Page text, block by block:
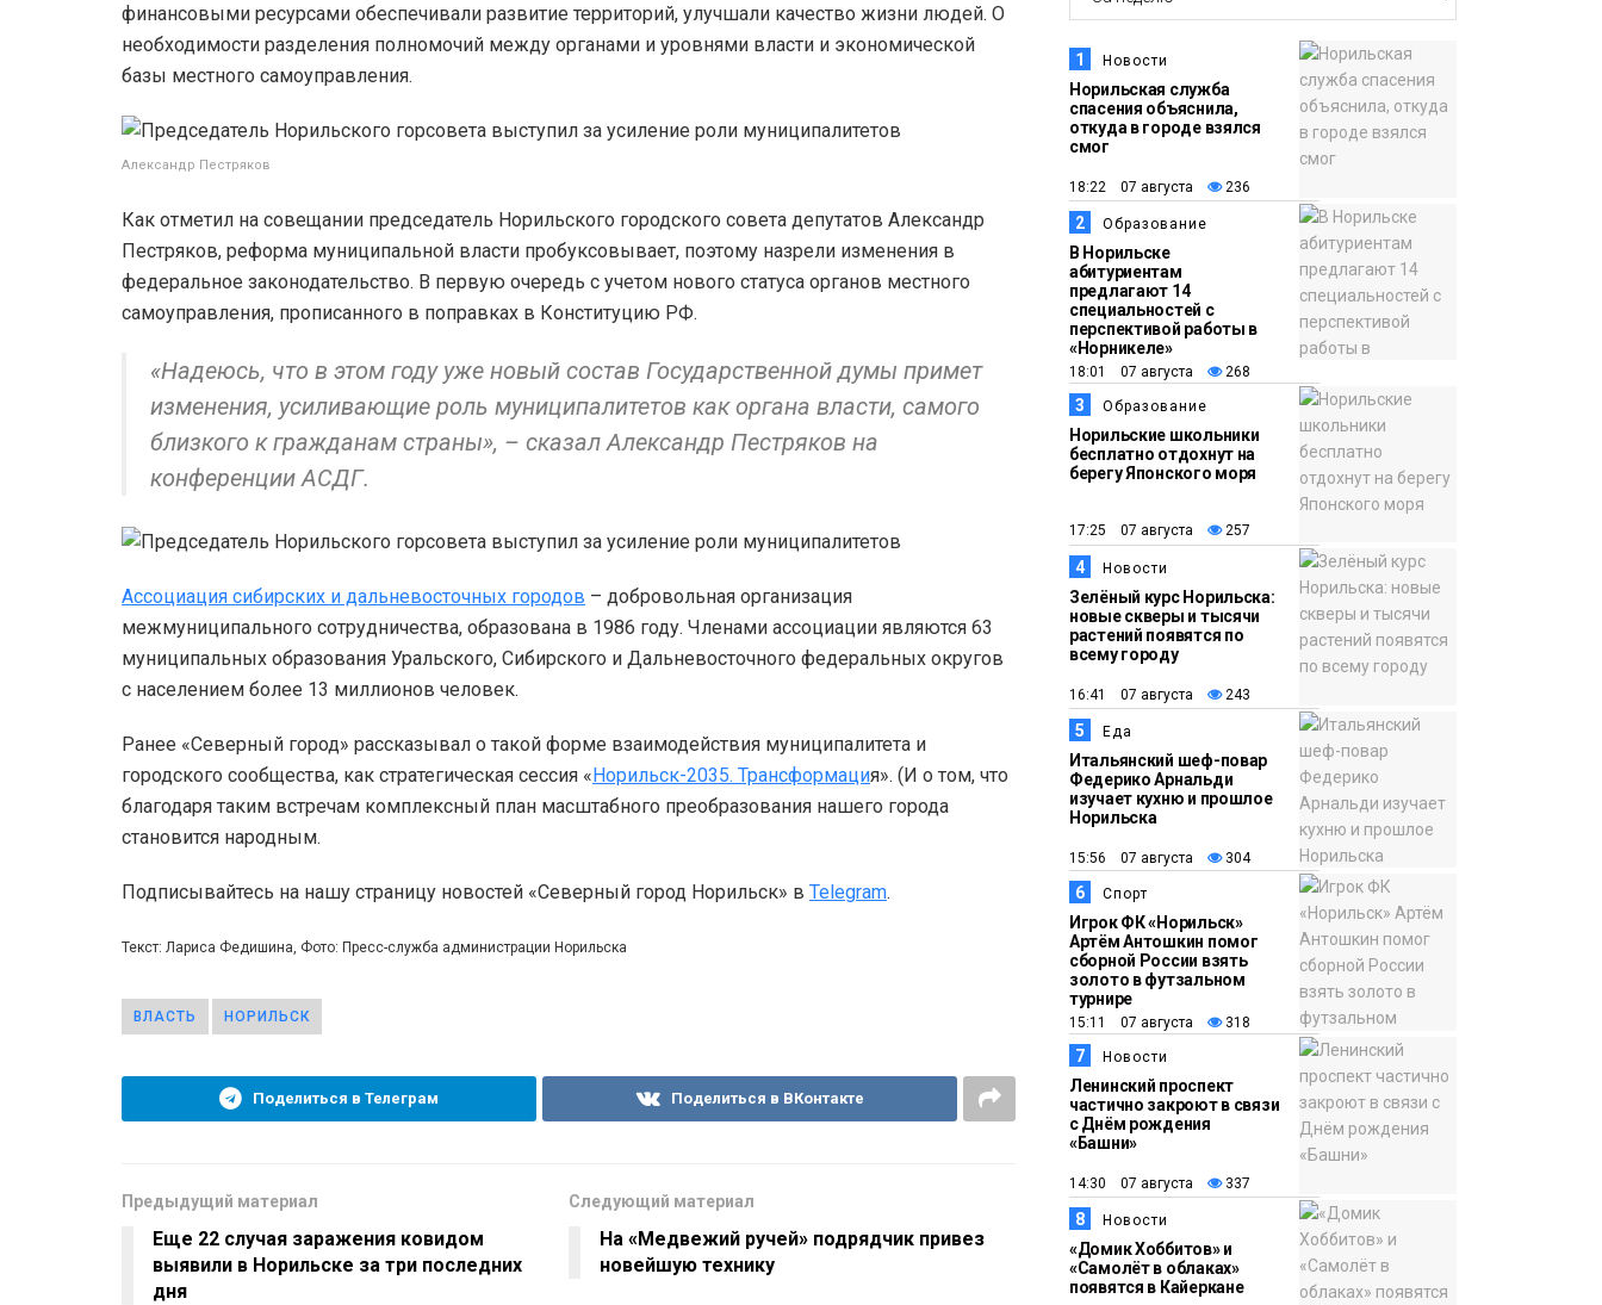
финансовыми ресурсами обеспечивали развитие территорий, улучшали качество жизни людей. О
необходимости разделения полномочий между органами и уровнями власти и экономической
базы местного самоуправления.
Александр Пестряков
Как отметил на совещании председатель Норильского городского совета депутатов Александр
Пестряков, реформа муниципальной власти пробуксовывает, поэтому назрели изменения в
федеральное законодательство. В первую очередь с учетом нового статуса органов местного
самоуправления, прописанного в поправках в Конституцию РФ.
«Надеюсь, что в этом году уже новый состав Государственной думы примет
изменения, усиливающие роль муниципалитетов как органа власти, самого
близкого к гражданам страны», – сказал Александр Пестряков на
конференции АСДГ.
Ассоциация сибирских и дальневосточных городов – добровольная организация
межмуниципального сотрудничества, образована в 1986 году. Членами ассоциации являются 63
муниципальных образования Уральского, Сибирского и Дальневосточного федеральных округов
с населением более 13 миллионов человек.
Ранее «Северный город» рассказывал о такой форме взаимодействия муниципалитета и
городского сообщества, как стратегическая сессия «Норильск-2035. Трансформация». (И о том, что
благодаря таким встречам комплексный план масштабного преобразования нашего города
становится народным.
Подписывайтесь на нашу страницу новостей «Северный город Норильск» в Telegram.
Текст: Лариса Федишина, Фото: Пресс-служба администрации Норильска
ВЛАСТЬ НОРИЛЬСК
Поделиться в Телеграм Поделиться в ВКонтакте
Предыдущий материал
Еще 22 случая заражения ковидом
выявили в Норильске за три последних
дня
Следующий материал
На «Медвежий ручей» подрядчик привез
новейшую технику
14:30
Новости
Ленинский проспект
частично закроют в
связи с Днём
рождения «Башни»
13:59
Новости
«Домик Хоббитов» и
«Самолёт в облаках»
появятся в Кайеркане
13:08
Новости
Предстоящие
выходные в
Норильске будут
зябкими, пасмурными
и дождливыми
Общество
Как в Норильске
помогают женщинам
из исправительного
центра
адаптироваться к
жизни
1 Новости
Норильская служба
спасения объяснила,
откуда в городе взялся
смог
18:22 07 августа 236
2 Образование
В Норильске
абитуриентам
предлагают 14
специальностей с
перспективой работы в
«Норникеле»
18:01 07 августа 268
3 Образование
Норильские школьники
бесплатно отдохнут на
берегу Японского моря
17:25 07 августа 257
4 Новости
Зелёный курс Норильска:
новые скверы и тысячи
растений появятся по
всему городу
16:41 07 августа 243
5 Еда
Итальянский шеф-повар
Федерико Арнальди
изучает кухню и прошлое
Норильска
15:56 07 августа 304
6 Спорт
Игрок ФК «Норильск»
Артём Антошкин помог
сборной России взять
золото в футзальном
турнире
15:11 07 августа 318
7 Новости
Ленинский проспект
частично закроют в связи
с Днём рождения
«Башни»
14:30 07 августа 337
8 Новости
«Домик Хоббитов» и
«Самолёт в облаках»
появятся в Кайеркане